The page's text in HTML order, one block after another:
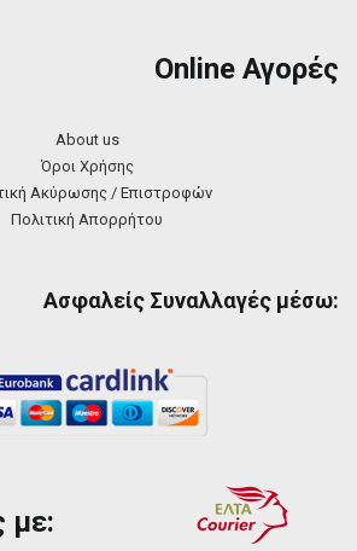
Online Αγορές
About us
Όροι Χρήσης
Ακύρωσης / Επιστροφών
Πολιτική Απορρήτου
Ασφαλείς Συναλλαγές μέσω:
με: